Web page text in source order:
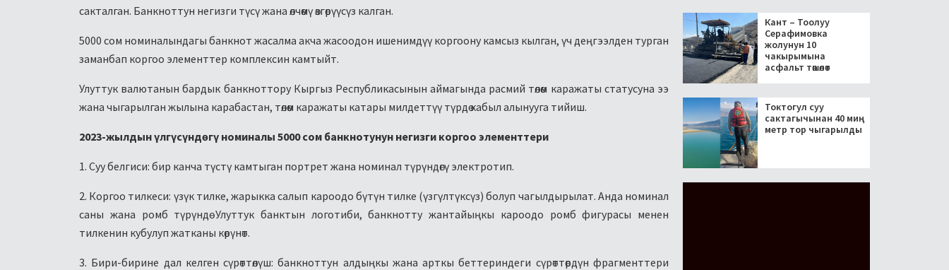
сакталган. Банкноттун негизги түсү жана өлчөмү өзгөрүүсүз калган.
5000 сом номиналындагы банкнот жасалма акча жасоодон ишенимдүү коргоону камсыз кылган, үч деңгээлден турган
заманбап коргоо элементтер комплексин камтыйт.
Улуттук валютанын бардык банкноттору Кыргыз Республикасынын аймагында расмий төлөм каражаты статусуна ээ
жана чыгарылган жылына карабастан, төлөм каражаты катары милдеттүү түрдө кабыл алынууга тийиш.
2023-жылдын үлгүсүндөгү номиналы 5000 сом банкнотунун негизги коргоо элементтери
1. Суу белгиси: бир канча түстү камтыган портрет жана номинал түрүндөгү электротип.
2. Коргоо тилкеси: үзүк тилке, жарыкка салып кароодо бүтүн тилке (үзгүлтүксүз) болуп чагылдырылат. Анда номинал
саны жана ромб түрүндө Улуттук банктын логотиби, банкнотту жантайыңкы кароодо ромб фигурасы менен
тилкенин кубулуп жатканы көрүнөт.
3. Бири-бирине дал келген сүрөттөлүш: банкноттун алдыңкы жана арткы беттериндеги сүрөттөрдүн фрагменттери
Кант – Тоолуу
Серафимовка
жолунун 10
чакырымына
асфальт төшөлөт
Токтогул суу
сактагычынан 40 миң
метр тор чыгарылды